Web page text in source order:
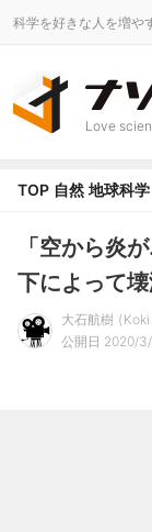
科学を好きな人を増や
Love
TOP 自然 地球科学
「空から炎
下によって
大石航樹
公開日 2020/